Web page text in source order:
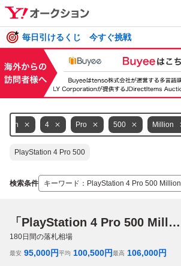
毎日引けるくじ 今すぐ挑戦
4 Pro 500 Million
PlayStation 4 Pro 500
検索条件 キーワード ： PlayStation 4 Pro 500 Million
「PlayStation 4 Pro 500 Million」
180日間の落札相場
最安 95,000円平均 100,500円最高 106,000円